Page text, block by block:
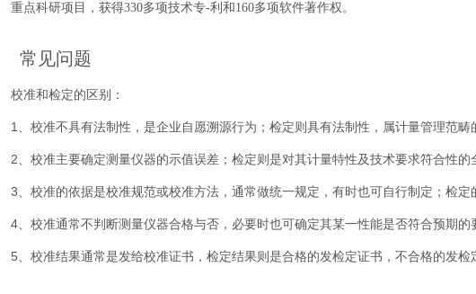
重点科研项⽬，获得330多项技术专-利和160多项软件著作权。
常见问题
校准和检定的区别：
1、校准不具有法制性，是企业自愿溯源行为；检定则具有法制性，属计量管理范畴
2、校准主要确定测量仪器的示值误差；检定则是对其计量特性及技术要求符合性的
3、校准的依据是校准规范或校准方法，通常做统一规定，有时也可自行制定；检定
4、校准通常不判断测量仪器合格与否，必要时也可确定其某一性能是否符合预期的
5、校准结果通常是发给校准证书，检定结果则是合格的发检定证书，不合格的发检